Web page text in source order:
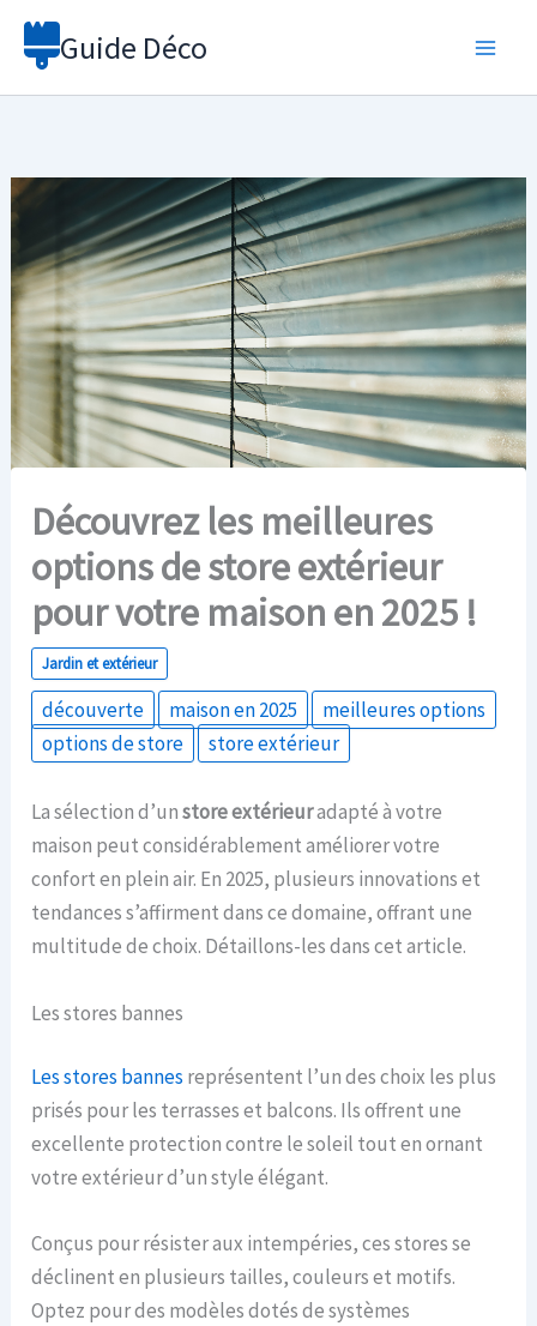
Aller
Guide Déco
Découvrez les meilleures
options de store extérieur
pour votre maison en 2025 !
Jardin et extérieur
découverte maison en 2025
meilleures options
options de store
store extérieur
La sélection d’unstore extérieuradapté à votre
maison peut considérablement améliorer votre
confort en plein air. En 2025, plusieurs innovations et
tendances s’affirment dans ce domaine, offrant une
multitude de choix. Détaillons-les dans cet article.
Les stores bannes
Les stores bannes représentent l’un des choix les plus
prisés pour les terrasses et balcons. Ils offrent une
excellente protection contre le soleil tout en ornant
votre extérieur d’un style élégant.
Conçus pour résister aux intempéries, ces stores se
déclinent en plusieurs tailles, couleurs et motifs.
Optez pour des modèles dotés de systèmes